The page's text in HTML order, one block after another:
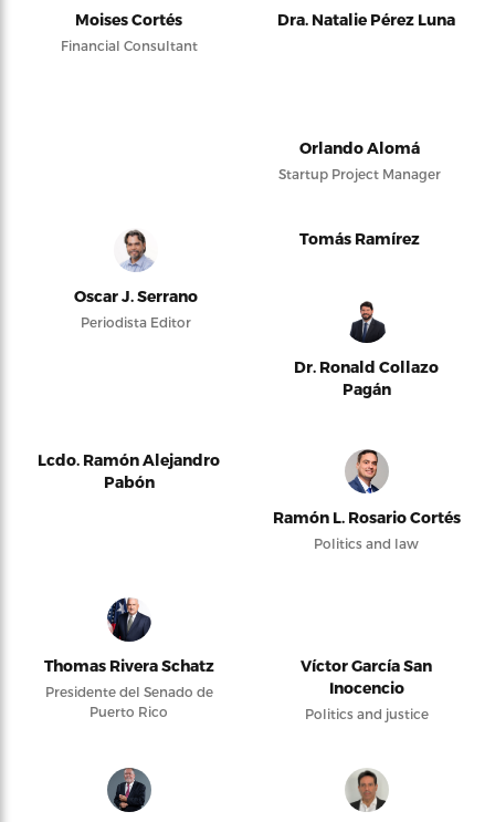
Moises Cortés
Financial Consultant
Dra. Natalie Pérez Luna
Orlando Alomá
Startup Project Manager
Oscar J. Serrano
Periodista Editor
Tomás Ramírez
Dr. Ronald Collazo
Pagán
Lcdo. Ramón Alejandro
Pabón
Ramón L. Rosario Cortés
Politics and law
Thomas Rivera Schatz
Presidente del Senado de
Puerto Rico
Víctor García San
Inocencio
Politics and justice